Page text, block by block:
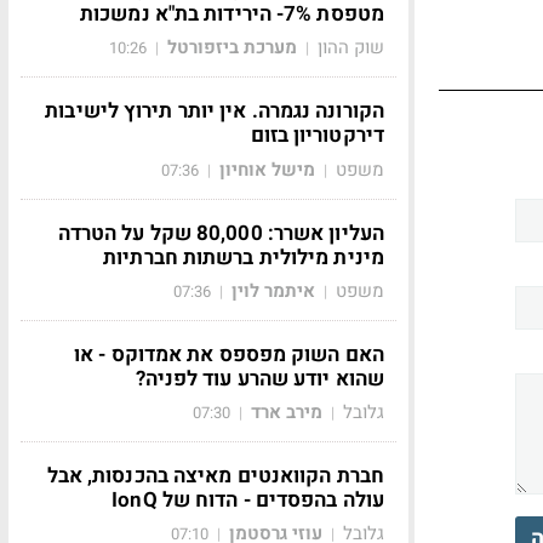
מטפסת 7%- הירידות בת"א נמשכות
שוק ההון | מערכת ביזפורטל |
10:26
הקורונה נגמרה. אין יותר תירוץ לישיבות
דירקטוריון בזום
משפט | מישל אוחיון |
07:36
העליון אשרר: 80,000 שקל על הטרדה
מינית מילולית ברשתות חברתיות
משפט | איתמר לוין |
07:36
האם השוק מפספס את אמדוקס - או
שהוא יודע שהרע עוד לפניה?
גלובל | מירב ארד |
07:30
חברת הקוואנטים מאיצה בהכנסות, אבל
עולה בהפסדים - הדוח של IonQ
גלובל | עוזי גרסטמן |
07:10